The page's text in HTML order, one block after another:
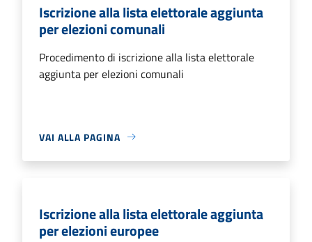
Iscrizione alla lista elettorale aggiunta
per elezioni comunali
Procedimento di iscrizione alla lista elettorale
aggiunta per elezioni comunali
VAI ALLA PAGINA
Iscrizione alla lista elettorale aggiunta
per elezioni europee